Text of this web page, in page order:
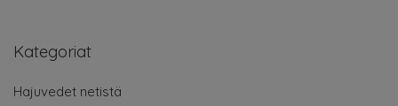
Kategoriat
Hajuvedet netistä